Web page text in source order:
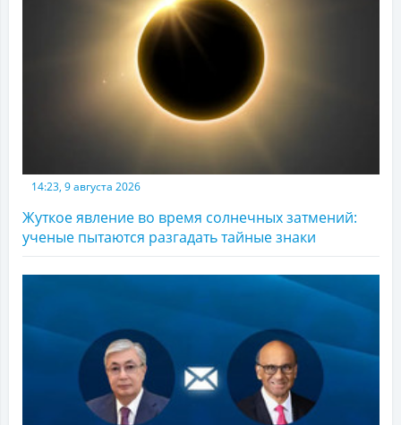
14:23, 9 августа 2026
Жуткое явление во время солнечных затмений:
ученые пытаются разгадать тайные знаки